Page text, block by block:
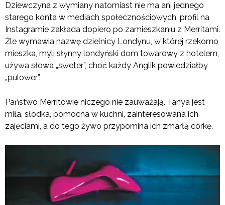
Dziewczyna z wymiany natomiast nie ma ani jednego
starego konta w mediach społecznościowych, profil na
Instagramie zakłada dopiero po zamieszkaniu z Merritami.
Źle wymawia nazwę dzielnicy Londynu, w której rzekomo
mieszka, myli słynny londyński dom towarowy z hotelem,
używa słowa „sweter”, choć każdy Anglik powiedziałby
„pulower”.
Państwo Merritowie niczego nie zauważają. Tanya jest
miła, słodka, pomocna w kuchni, zainteresowana ich
zajęciami, a do tego żywo przypomina ich zmarłą córkę.